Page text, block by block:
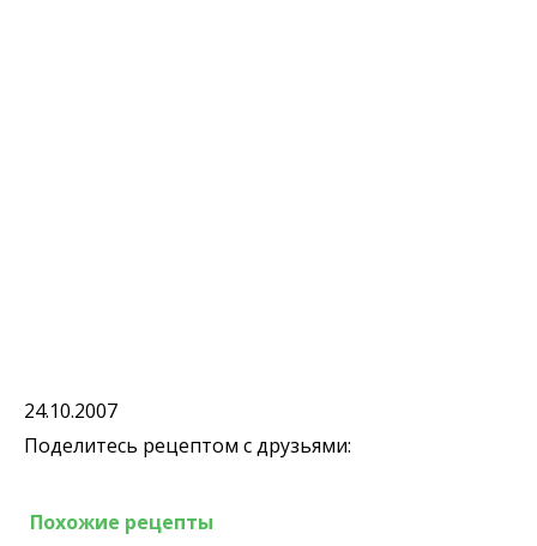
24.10.2007
Поделитесь рецептом с друзьями:
Похожие рецепты